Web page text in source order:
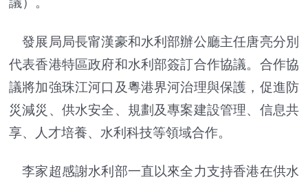
發展局局長甯漢豪和水利部辦公廳主任唐亮分別
代表香港特區政府和水利部簽訂合作協議。合作協
議將加強珠江河口及粵港界河治理與保護，促進防
災減災、供水安全、規劃及專案建設管理、信息共
享、人才培養、水利科技等領域合作。
李家超感謝水利部一直以來全力支持香港在供水